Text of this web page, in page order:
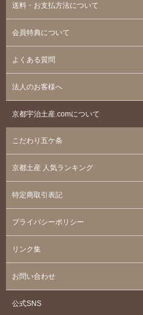
送料・お支払方法について
会員特典について
よくある質問
法人のお客様へ
京都宇治土産.comについて
こだわり五ケ条
京都土産 人気ランキング
特定商取引表記
プライバシーポリシー
リンク集
お問い合わせ
公式SNS